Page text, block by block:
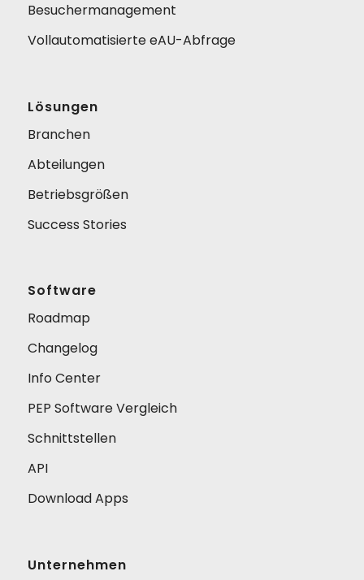
Besuchermanagement
Vollautomatisierte eAU-Abfrage
Lösungen
Branchen
Abteilungen
Betriebsgrößen
Success Stories
Software
Roadmap
Changelog
Info Center
PEP Software Vergleich
Schnittstellen
API
Download Apps
Unternehmen